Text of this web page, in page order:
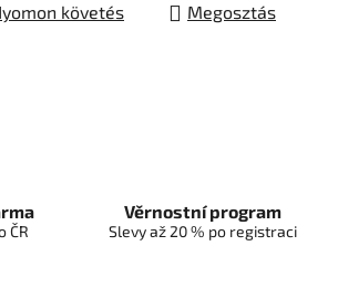
követés Megosztás
ČR
Věrnostní program
Slevy až 20 % po registraci